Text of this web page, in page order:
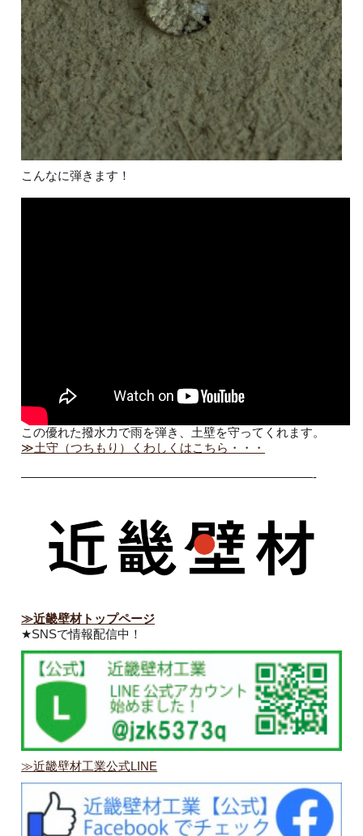
こんなに弾きます！
この優れた撥水力で雨を弾き、土壁を守ってくれます。
≫土守（つちもり）くわしくはこちら・・・
————————————————————————-
≫近畿壁材トップページ
★SNSで情報配信中！
≫近畿壁材工業公式LINE